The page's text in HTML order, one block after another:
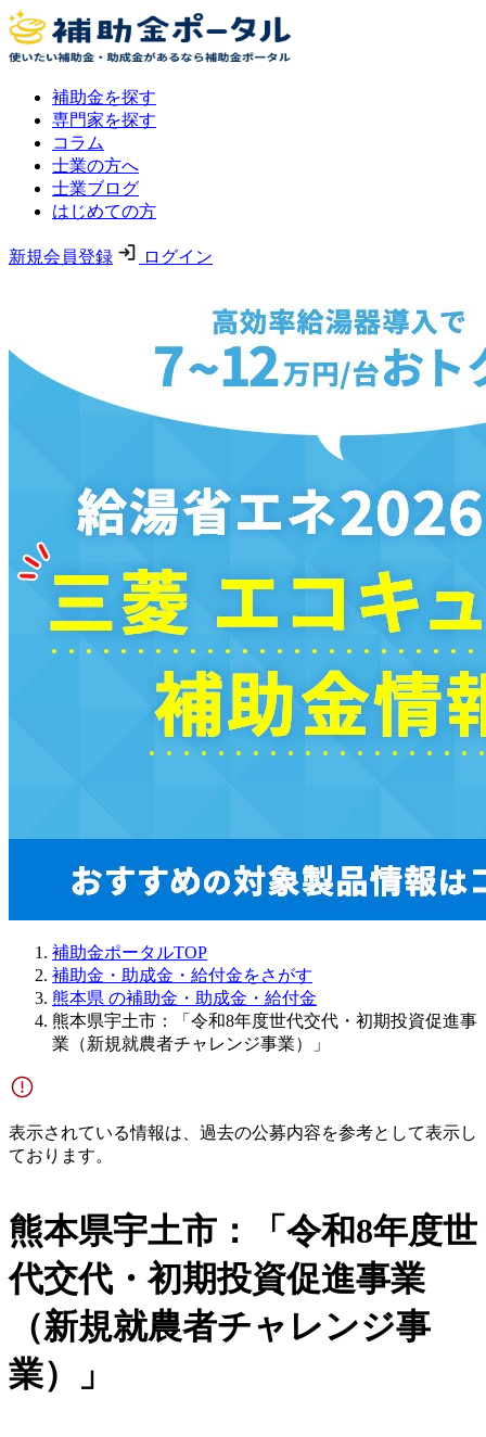
補助金を探す
専門家を探す
コラム
士業の方へ
士業ブログ
はじめての方
新規会員登録 ログイン
補助金ポータルTOP
補助金・助成金・給付金をさがす
熊本県 の補助金・助成金・給付金
熊本県宇土市：「令和8年度世代交代・初期投資促進事
業（新規就農者チャレンジ事業）」
表示されている情報は、過去の公募内容を参考として表示し
ております。
熊本県宇土市：「令和8年度世
代交代・初期投資促進事業
（新規就農者チャレンジ事
業）」